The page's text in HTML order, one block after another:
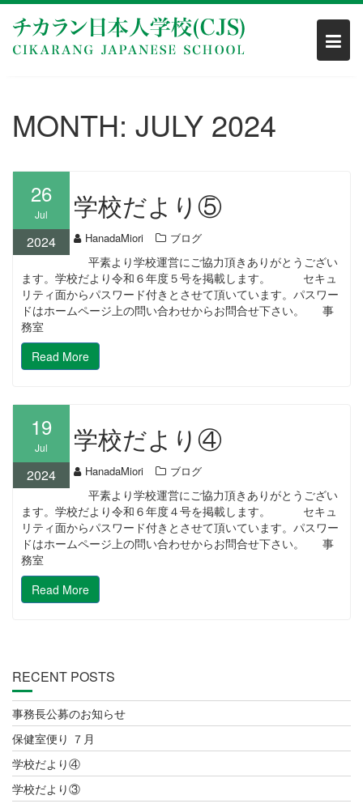
content
MONTH: JULY 2024
26
Jul
2024
学校だより⑤
HanadaMiori ブログ
平素より学校運営にご協力頂きありがとうござい
ます。学校だより令和６年度５号を掲載します。 セキュ
リティ面からパスワード付きとさせて頂いています。パスワー
ドはホームページ上の問い合わせからお問合せ下さい。 事
務室
Read More
19
Jul
2024
学校だより④
HanadaMiori ブログ
平素より学校運営にご協力頂きありがとうござい
ます。学校だより令和６年度４号を掲載します。 セキュ
リティ面からパスワード付きとさせて頂いています。パスワー
ドはホームページ上の問い合わせからお問合せ下さい。 事
務室
Read More
RECENT POSTS
事務長公募のお知らせ
保健室便り ７月
学校だより④
学校だより③